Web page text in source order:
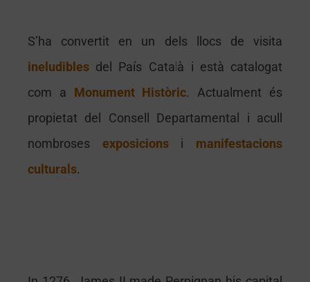
S’ha convertit en un dels llocs de visita
ineludibles del País Català i està catalogat
com a Monument Històric. Actualment és
propietat del Consell Departamental i acull
nombroses exposicionsi manifestacions
culturals.